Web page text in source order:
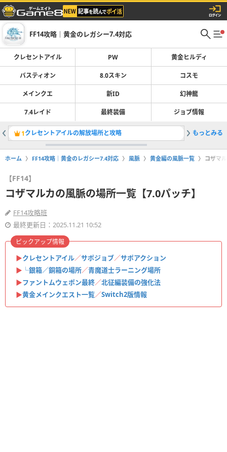
FF14攻略｜黄金のレガシー7.4対応
クレセントアイル PW 黄金ヒルディ
バスティオン 8.0スキン コスモ
メインクエ 新ID 幻神龍
7.4レイド 最終装備 ジョブ情報
1クレセントアイルの解放場所と攻略 2
もっとみる
ホーム FF14攻略｜黄金のレガシー7.4対応 風脈 黄金編の風脈一覧 コザマ
【FF14】
コザマルカの風脈の場所一覧【7.0パッチ】
FF14攻略班
最終更新日：2025.11.21 10:52
▶クレセントアイル／サポジョブ／サポアクション
▶ └銀箱／銅箱の場所／青魔道士ラーニング場所
▶ファントムウェポン最終／北征編装備の強化法
▶黄金メインクエスト一覧／Switch2版情報
ピックアップ情報